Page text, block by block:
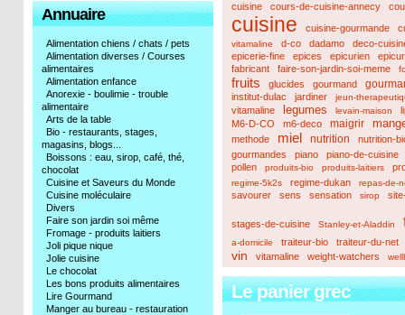
Annuaire
Alimentation chiens / chats / pets
Alimentation diverses / Courses
alimentaires
Alimentation enfance
Anorexie - boulimie - trouble
alimentaire
Arts de la table
Bio - restaurants, stages,
magasins, blogs...
Boissons : eau, sirop, café, thé,
chocolat
Cuisine et Saveurs du Monde
Cuisine moléculaire
Divers
Faire son jardin soi même
Fromage - produits laitiers
Joli pique nique
Jolie cuisine
Le chocolat
Les bons produits alimentaires
Lire Gourmand
Manger au bureau - restauration
cuisine
cours-de-cuisine-annecy
cuisine cuisine-gourmande
vitamaline d-co dadamo
deco-
epicerie-fine
epices epicurien
fabricant
faire-son-jardin-soi-meme
fruits glucides gourmand
institut-dulac jardiner jeun-
vitamaline legumes levain-maison
M6-D-CO
m6-deco maigrir
methode miel nutrition
nutrition-
gourmandes
piano
piano-de-cuisine
pollen
produits-bio produits-laitiers
regime-5k2s regime-dukan repas-de-
savourer sens sensation sirop
stages-de-cuisine Stanley-et-Aladdin
a-domicile traiteur-bio traiteur-du-net
vin vitamaline weight-watchers
Le panier grec